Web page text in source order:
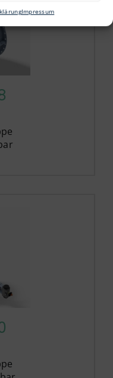
Impressum